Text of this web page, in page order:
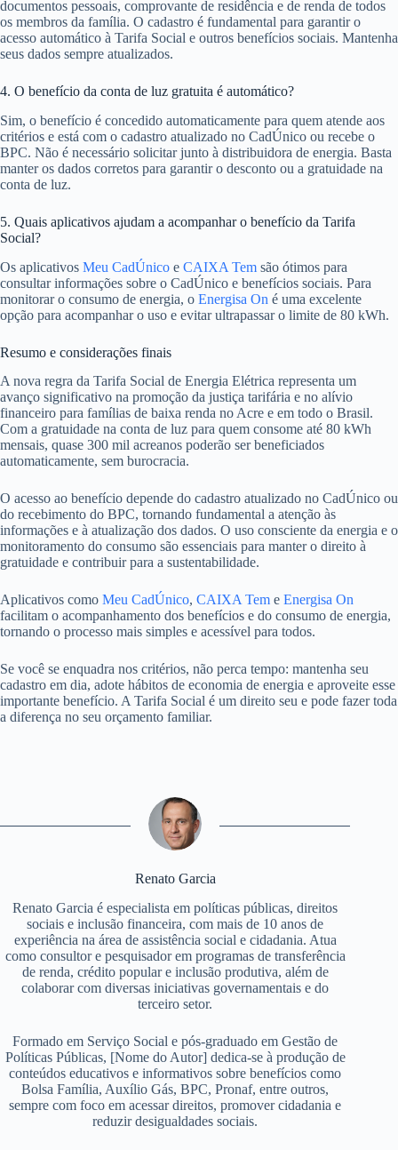
documentos pessoais, comprovante de residência e de renda de todos
os membros da família. O cadastro é fundamental para garantir o
acesso automático à Tarifa Social e outros benefícios sociais. Mantenha
seus dados sempre atualizados.
4. O benefício da conta de luz gratuita é automático?
Sim, o benefício é concedido automaticamente para quem atende aos
critérios e está com o cadastro atualizado no CadÚnico ou recebe o
BPC. Não é necessário solicitar junto à distribuidora de energia. Basta
manter os dados corretos para garantir o desconto ou a gratuidade na
conta de luz.
5. Quais aplicativos ajudam a acompanhar o benefício da Tarifa
Social?
Os aplicativos Meu CadÚnico e CAIXA Tem são ótimos para
consultar informações sobre o CadÚnico e benefícios sociais. Para
monitorar o consumo de energia, o Energisa On é uma excelente
opção para acompanhar o uso e evitar ultrapassar o limite de 80 kWh.
Resumo e considerações finais
A nova regra da Tarifa Social de Energia Elétrica representa um
avanço significativo na promoção da justiça tarifária e no alívio
financeiro para famílias de baixa renda no Acre e em todo o Brasil.
Com a gratuidade na conta de luz para quem consome até 80 kWh
mensais, quase 300 mil acreanos poderão ser beneficiados
automaticamente, sem burocracia.
O acesso ao benefício depende do cadastro atualizado no CadÚnico ou
do recebimento do BPC, tornando fundamental a atenção às
informações e à atualização dos dados. O uso consciente da energia e o
monitoramento do consumo são essenciais para manter o direito à
gratuidade e contribuir para a sustentabilidade.
Aplicativos como Meu CadÚnico, CAIXA Tem e Energisa On
facilitam o acompanhamento dos benefícios e do consumo de energia,
tornando o processo mais simples e acessível para todos.
Se você se enquadra nos critérios, não perca tempo: mantenha seu
cadastro em dia, adote hábitos de economia de energia e aproveite esse
importante benefício. A Tarifa Social é um direito seu e pode fazer toda
a diferença no seu orçamento familiar.
Renato Garcia
Renato Garcia é especialista em políticas públicas, direitos
sociais e inclusão financeira, com mais de 10 anos de
experiência na área de assistência social e cidadania. Atua
como consultor e pesquisador em programas de transferência
de renda, crédito popular e inclusão produtiva, além de
colaborar com diversas iniciativas governamentais e do
terceiro setor.
Formado em Serviço Social e pós-graduado em Gestão de
Políticas Públicas, [Nome do Autor] dedica-se à produção de
conteúdos educativos e informativos sobre benefícios como
Bolsa Família, Auxílio Gás, BPC, Pronaf, entre outros,
sempre com foco em acessar direitos, promover cidadania e
reduzir desigualdades sociais.